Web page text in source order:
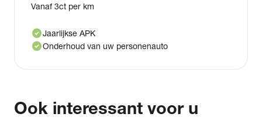
Vanaf 3ct per km
check_circleJaarlijkse APK
check_circleOnderhoud van uw personenauto
Ook interessant voor u